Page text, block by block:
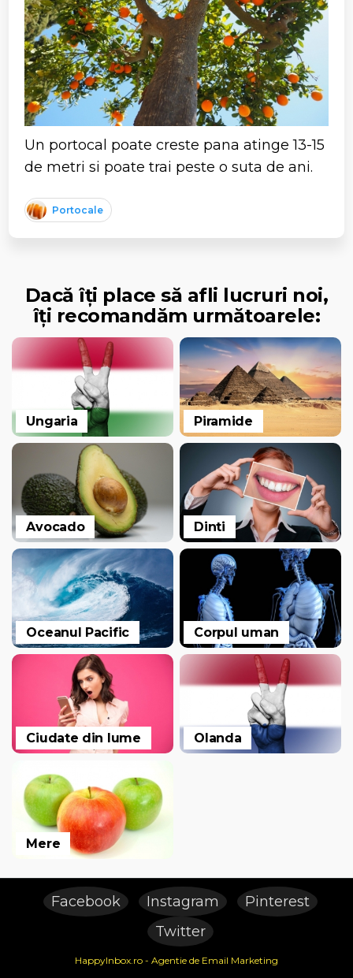
Un portocal poate creste pana atinge 13-15
de metri si poate trai peste o suta de ani.
Portocale
Dacă îți place să afli lucruri noi,
îți recomandăm următoarele:
Ungaria Piramide
Avocado Dinti
Oceanul Pacific Corpul uman
Ciudate din lume Olanda
Mere
Facebook Instagram
Pinterest
Twitter
HappyInbox.ro - Agentie de Email Marketing